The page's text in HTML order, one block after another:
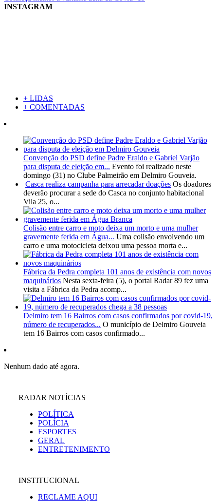
INSTAGRAM
+ LIDAS
+ COMENTADAS
Convenção do PSD define Padre Eraldo e Gabriel Varjão
para disputa de eleição em... Evento foi realizado neste
domingo (31) no Clube Palmeirão em Delmiro Gouveia.
Casca realiza campanha para arrecadar doações Os doadores
deverão procurar a sede do Casca no conjunto habitacional
Vila 25, o...
Colisão entre carro e moto deixa um morto e uma mulher
gravemente ferida em Água... Uma colisão envolvendo um
carro e uma motocicleta deixou uma pessoa morta e...
Fábrica da Pedra completa 101 anos de existência com novos
maquinários Nesta sexta-feira (5), o portal Radar 89 fez uma
visita a Fábrica da Pedra acomp...
Delmiro tem 16 Bairros com casos confirmados por covid-19,
número de recuperados... O município de Delmiro Gouveia
tem 16 Bairros com casos confirmado...
Nenhum dado até agora.
RADAR NOTÍCIAS
POLÍTICA
POLÍCIA
ESPORTES
GERAL
ENTRETENIMENTO
INSTITUCIONAL
RECLAME AQUI